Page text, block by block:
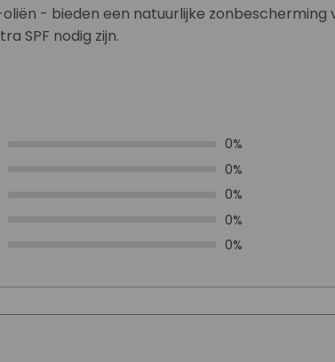
- bieden een natuurlijke zonbescherming
SPF nodig zijn.
0%
0%
0%
0%
0%